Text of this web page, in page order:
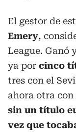
El gestor de
Emery,
League. Ganó
ya por cinco
tres con el
ahora otra
sin un título
vez que